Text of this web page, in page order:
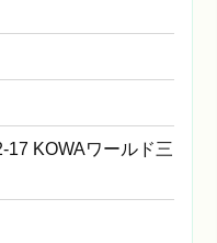
17 KOWAワールド三